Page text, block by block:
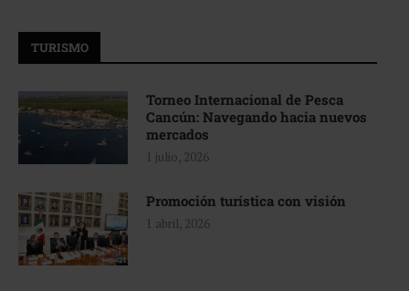
TURISMO
Torneo Internacional de Pesca
Cancún: Navegando hacia nuevos
mercados
1 julio, 2026
Promoción turística con visión
1 abril, 2026